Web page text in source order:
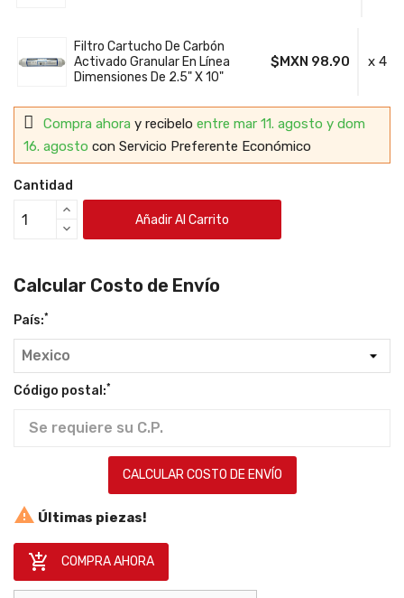
Filtro Cartucho De Carbón
Activado Granular En Línea
Dimensiones De 2.5" X 10"
$MXN 98.90 x 4
Compra ahora y recibelo entre mar 11. agosto y dom
16. agosto con Servicio Preferente Económico
Cantidad
Añadir Al Carrito
Calcular Costo de Envío
País:*
Código postal:*
CALCULAR COSTO DE ENVÍO
 Últimas piezas!
 COMPRA AHORA